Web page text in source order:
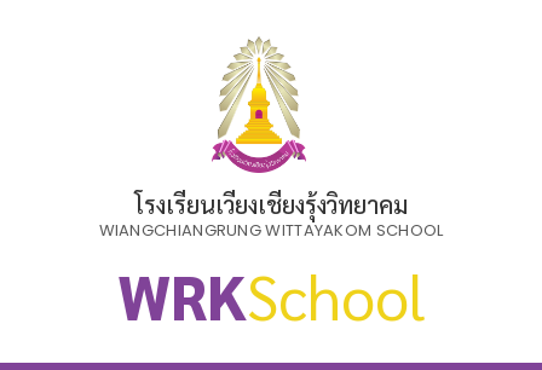
โรงเรียนเวียงเชียงรุ้งวิทยาคม
WIANGCHIANGRUNG WITTAYAKOM SCHOOL
WRKSchool